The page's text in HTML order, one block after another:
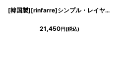
[韓国製][rinfarre]シンプル・レイヤード風・デニム・半袖・Ｖネック・タイト・ミディアムドレス・ワンピース[MIRIN着用][送料無料]
21,450円(税込)